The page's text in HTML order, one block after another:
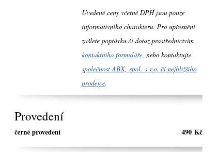
Uvedené ceny včetně DPH jsou pouze
informativního charakteru. Pro upřesnění
zašlete poptávku či dotaz prostřednictvím
kontaktního formuláře, nebo kontaktujte
společnost ABX, spol. s r.o. či nejbližšího
prodejce.
Provedení
černé provedení 490 Kč